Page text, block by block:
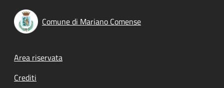
Comune di Mariano Comense
Footer menu
Area riservata
Crediti